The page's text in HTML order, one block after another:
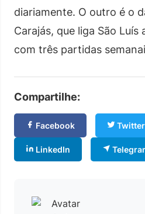
diariamente. O outro é o
Carajás, que liga São Luís
com três partidas
Compartilhe:
Facebook Twitter
LinkedIn